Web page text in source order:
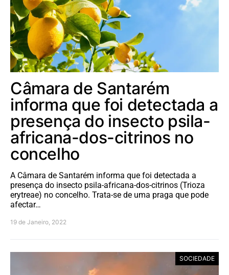
Câmara de Santarém
informa que foi detectada a
presença do insecto psila-
africana-dos-citrinos no
concelho
A Câmara de Santarém informa que foi detectada a
presença do insecto psila-africana-dos-citrinos (Trioza
erytreae) no concelho. Trata-se de uma praga que pode
afectar…
19 de Janeiro, 2022
SOCIEDADE